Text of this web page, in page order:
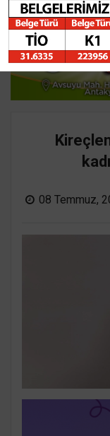
Ana Sayfa
08 Temmuz,